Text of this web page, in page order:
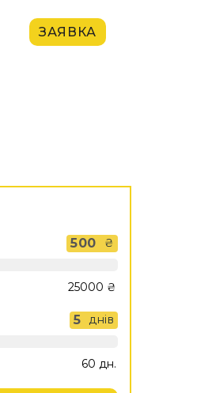
ЗАЯВКА
500 ₴
5 днів